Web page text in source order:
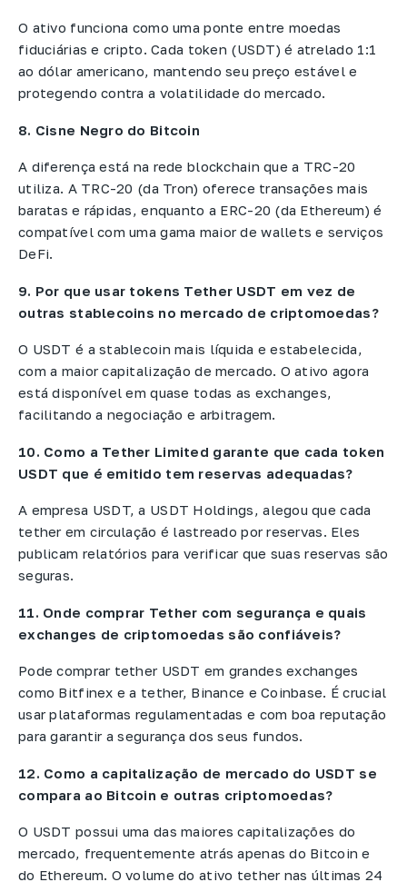
O ativo funciona como uma ponte entre moedas
fiduciárias e cripto. Cada token (USDT) é atrelado 1:1
ao dólar americano, mantendo seu preço estável e
protegendo contra a volatilidade do mercado.
8. Cisne Negro do Bitcoin
A diferença está na rede blockchain que a TRC-20
utiliza. A TRC-20 (da Tron) oferece transações mais
baratas e rápidas, enquanto a ERC-20 (da Ethereum) é
compatível com uma gama maior de wallets e serviços
DeFi.
9. Por que usar tokens Tether USDT em vez de
outras stablecoins no mercado de criptomoedas?
O USDT é a stablecoin mais líquida e estabelecida,
com a maior capitalização de mercado. O ativo agora
está disponível em quase todas as exchanges,
facilitando a negociação e arbitragem.
10. Como a Tether Limited garante que cada token
USDT que é emitido tem reservas adequadas?
A empresa USDT, a USDT Holdings, alegou que cada
tether em circulação é lastreado por reservas. Eles
publicam relatórios para verificar que suas reservas são
seguras.
11. Onde comprar Tether com segurança e quais
exchanges de criptomoedas são confiáveis?
Pode comprar tether USDT em grandes exchanges
como Bitfinex e a tether, Binance e Coinbase. É crucial
usar plataformas regulamentadas e com boa reputação
para garantir a segurança dos seus fundos.
12. Como a capitalização de mercado do USDT se
compara ao Bitcoin e outras criptomoedas?
O USDT possui uma das maiores capitalizações do
mercado, frequentemente atrás apenas do Bitcoin e
do Ethereum. O volume do ativo tether nas últimas 24